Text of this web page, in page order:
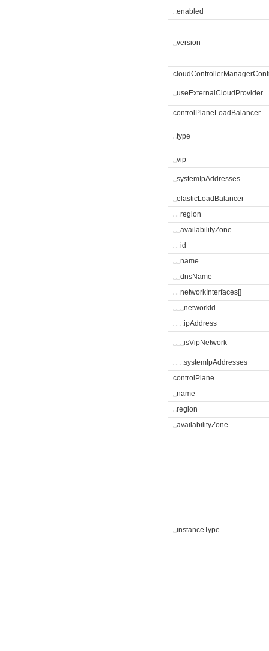
␣enabled
␣version
␣useExternalCloudProvider
controlPlaneLoadBalancer
␣type
␣vip
␣systemIpAddresses
␣elasticLoadBalancer
␣␣region
␣␣availabilityZone
␣␣id
␣␣name
␣␣dnsName
␣␣networkInterfaces[]
␣␣␣networkId
␣␣␣ipAddress
␣␣␣isVipNetwork
␣␣␣systemIpAddresses
controlPlane
␣name
␣region
␣availabilityZone
␣instanceType